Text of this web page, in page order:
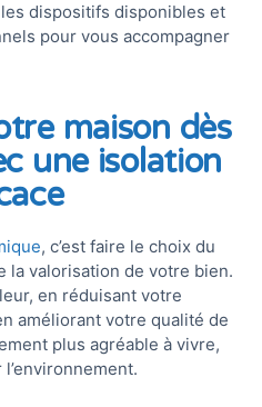
dispositifs disponibles et
pour vous accompagner
maison dès
une isolation
, c’est faire le choix du
la valorisation de votre bien.
en réduisant votre
améliorant votre qualité de
plus agréable à vivre,